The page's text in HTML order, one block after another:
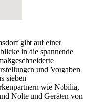
gibt auf einer
in die spannende
und Vorgaben
sieben
wie Nobilia,
Nolte und Geräten von